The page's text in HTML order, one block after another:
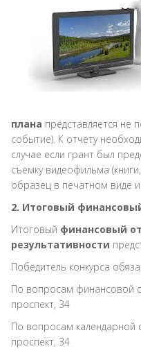
плана представляется не
событие). К отчету
случае если грант был
съемку видеофильма
образец в печатном виде
2. Итоговый
Итоговый финансовый
результативности
Победитель конкурса
По вопросам финансовой
проспект, 34
По вопросам календарной
проспект, 34